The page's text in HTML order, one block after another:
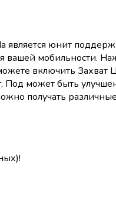
является юнит
вашей мобильности.
включить Захват
может быть
получать